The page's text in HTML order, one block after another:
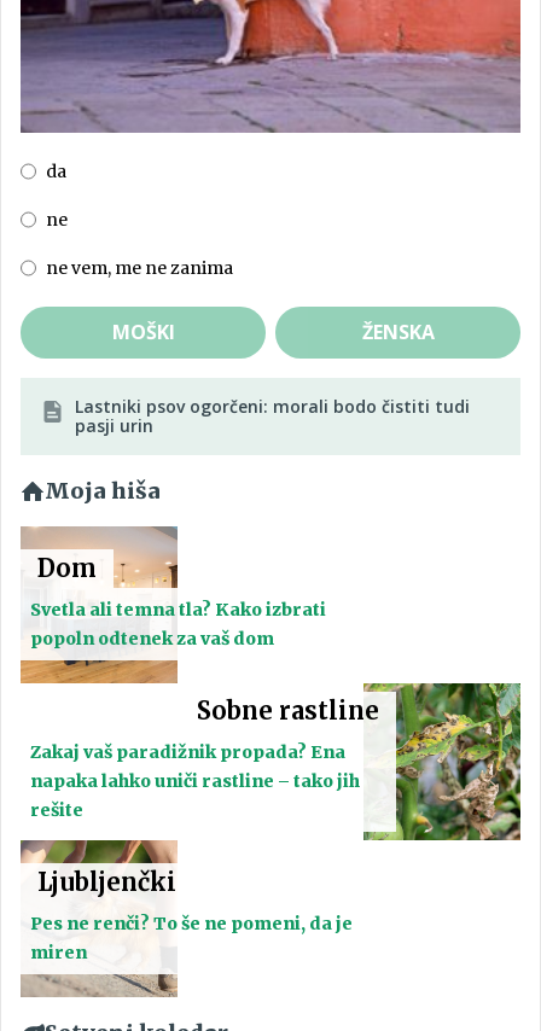
da
ne
ne vem, me ne zanima
MOŠKI ŽENSKA
Lastniki psov ogorčeni: morali bodo čistiti tudi
pasji urin
Moja hiša
Dom
Svetla ali temna tla? Kako izbrati
popoln odtenek za vaš dom
Sobne rastline
Zakaj vaš paradižnik propada? Ena
napaka lahko uniči rastline – tako jih
rešite
Ljubljenčki
Pes ne renči? To še ne pomeni, da je
miren